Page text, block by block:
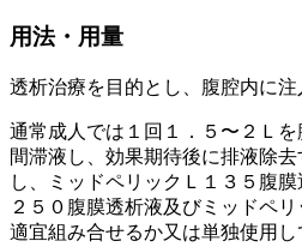
用法・用量
透析治療を目的とし、腹腔内に注
通常成人では１回１．５〜２Ｌ
間滞液し、効果期待後に排液除
し、ミッドペリックＬ１３５腹
２５０腹膜透析液及びミッドペ
適宜組み合せるか又は単独使用